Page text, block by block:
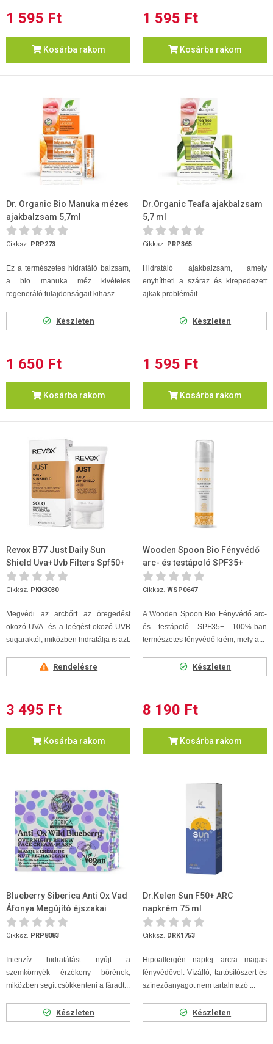
1 595 Ft
Kosárba rakom
1 595 Ft
Kosárba rakom
Dr. Organic Bio Manuka mézes
ajakbalzsam 5,7ml
Cikksz. PRP273
Ez a természetes hidratáló balzsam,
a bio manuka méz kivételes
regeneráló tulajdonságait kihasz...
Készleten
1 650 Ft
Kosárba rakom
Dr.Organic Teafa ajakbalzsam
5,7 ml
Cikksz. PRP365
Hidratáló ajakbalzsam, amely
enyhítheti a száraz és kirepedezett
ajkak problémáit.
Készleten
1 595 Ft
Kosárba rakom
Revox B77 Just Daily Sun
Shield Uva+Uvb Filters Spf50+
With Hyaluronic Acid 30ml
Cikksz. PKK3030
Megvédi az arcbőrt az öregedést
okozó UVA- és a leégést okozó UVB
sugaraktól, miközben hidratálja is azt.
Rendelésre
3 495 Ft
Kosárba rakom
Wooden Spoon Bio Fényvédő
arc- és testápoló SPF35+
100ml
Cikksz. WSP0647
A Wooden Spoon Bio Fényvédő arc-
és testápoló SPF35+ 100%-ban
természetes fényvédő krém, mely a...
Készleten
8 190 Ft
Kosárba rakom
Blueberry Siberica Anti Ox Vad
Áfonya Megújító éjszakai
arckrém-maszk 50ml
Cikksz. PRP8083
Intenzív hidratálást nyújt a
szemkörnyék érzékeny bőrének,
miközben segít csökkenteni a fáradt...
Készleten
Dr.Kelen Sun F50+ ARC
napkrém 75 ml
Cikksz. DRK1753
Hipoallergén naptej arcra magas
fényvédővel. Vízálló, tartósítószert és
színezőanyagot nem tartalmazó ...
Készleten